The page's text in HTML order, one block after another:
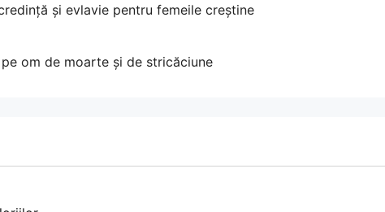
și evlavie pentru femeile creștine
om de moarte și de stricăciune